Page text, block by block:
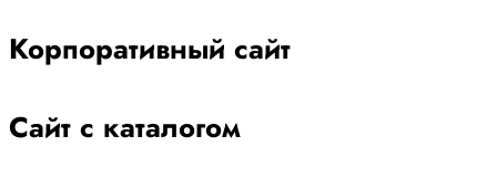
Корпоративный сайт
Сайт с каталогом